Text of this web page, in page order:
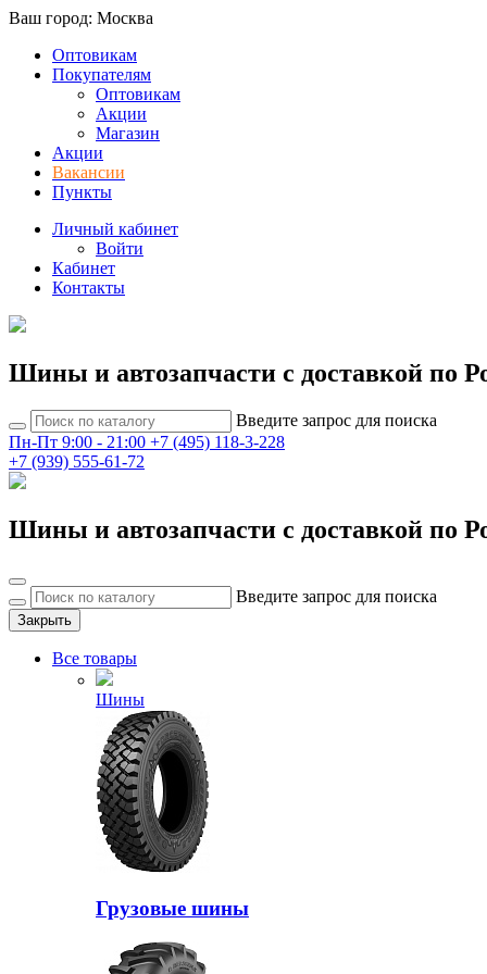
Ваш город: Москва
Оптовикам
Покупателям
Оптовикам
Акции
Магазин
Акции
Вакансии
Пункты
Личный кабинет
Войти
Кабинет
Контакты
Шины и автозапчасти с доставкой по
Введите запрос для поиска
Пн-Пт 9:00 - 21:00 +7 (495) 118-3-228
+7 (939) 555-61-72
Шины и автозапчасти с доставкой по
Введите запрос для поиска
Закрыть
Все товары
Шины
Грузовые шины